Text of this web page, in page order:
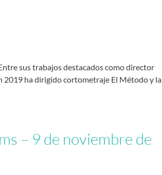
sus trabajos destacados como director
2019 ha dirigido cortometraje El Método y la
– 9 de noviembre de